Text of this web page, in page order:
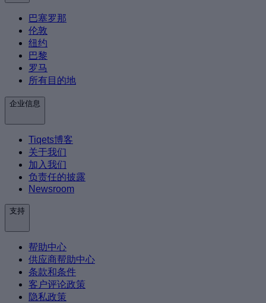
巴塞罗那
伦敦
纽约
巴黎
罗马
所有目的地
企业信息
Tiqets博客
关于我们
加入我们
负责任的披露
Newsroom
支持
帮助中心
供应商帮助中心
条款和条件
客户评论政策
隐私政策